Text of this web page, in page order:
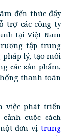
đến thúc đẩy
trợ các công ty
tại Việt Nam
tập trung
lý, tạo môi
các sản phẩm,
thanh toán
việc phát triển
cuộc cách
đơn vị trung